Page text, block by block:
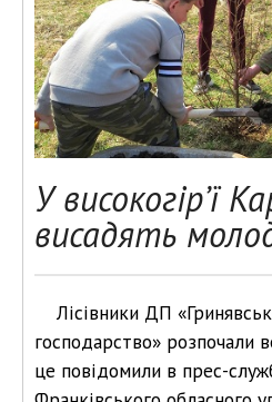
У високогір’ї
висадять
Лісівники ДП
господарство» розпочали
це повідомили в прес-